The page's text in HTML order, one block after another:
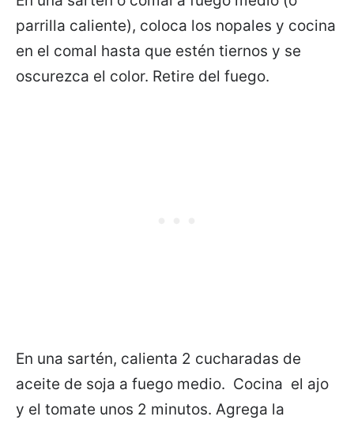
parrilla caliente), coloca los nopales y cocina
en el comal hasta que estén tiernos y se
oscurezca el color. Retire del fuego.
En una sartén, calienta 2 cucharadas de
aceite de soja a fuego medio. Cocina el ajo
y el tomate unos 2 minutos. Agrega la